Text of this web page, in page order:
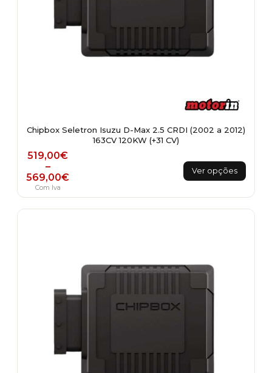
Chipbox Seletron Isuzu D-Max 2.5 CRDI (2002 a 2012)
163CV 120KW (+31 CV)
519,00€
–
569,00€
Price range: 519,00€ through 569,00€
Com Iva
Ver opções
This
product
multiple
variants.
chosen